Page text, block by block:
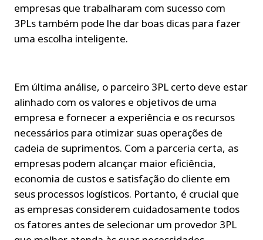
empresas que trabalharam com sucesso com
3PLs também pode lhe dar boas dicas para fazer
uma escolha inteligente.
Em última análise, o parceiro 3PL certo deve estar
alinhado com os valores e objetivos de uma
empresa e fornecer a experiência e os recursos
necessários para otimizar suas operações de
cadeia de suprimentos. Com a parceria certa, as
empresas podem alcançar maior eficiência,
economia de custos e satisfação do cliente em
seus processos logísticos. Portanto, é crucial que
as empresas considerem cuidadosamente todos
os fatores antes de selecionar um provedor 3PL